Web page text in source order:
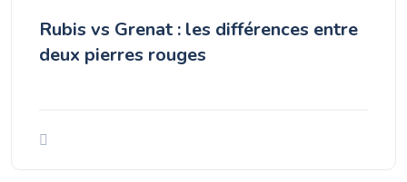
Rubis vs Grenat : les différences entre
deux pierres rouges